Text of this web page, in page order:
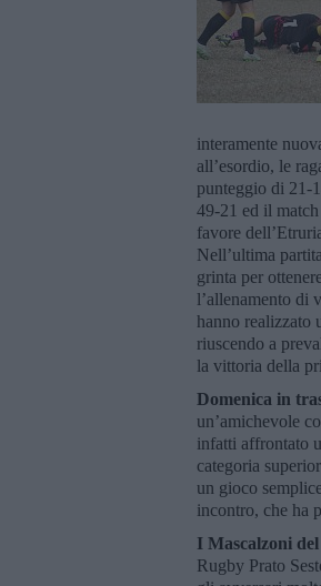
interamente
all’esordio, le
punteggio di 21-
49-21 ed il
favore
Nell’ultima
grinta per
l’allenamento di
hanno realizzato
riuscendo a
la vittoria della
Domenica in
un’amichevole
infatti affrontato
categoria
un gioco
incontro, che ha
I Mascalzoni
Rugby Prato